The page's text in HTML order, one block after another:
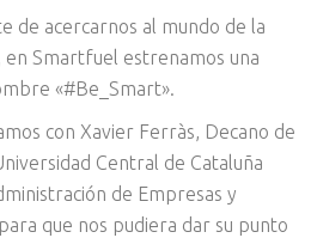
de acercarnos al mundo de la
en Smartfuel estrenamos una
«#Be_Smart».
con Xavier Ferràs, Decano de
Central de Cataluña
de Empresas y
que nos pudiera dar su punto